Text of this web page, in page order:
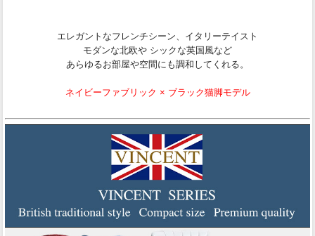
エレガントなフレンチシーン、イタリーテイスト
モダンな北欧や シックな英国風など
あらゆるお部屋や空間にも調和してくれる。
ネイビーファブリック × ブラック猫脚モデル